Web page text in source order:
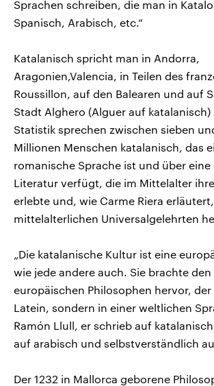
Sprachen schreiben, die man in
Spanisch, Arabisch, etc.“
Katalanisch spricht man in Andorra,
Aragonien,Valencia, in Teilen des
Roussillon, auf den Balearen und auf
Stadt Alghero (Alguer auf katalanisch)
Statistik sprechen zwischen sieben
Millionen Menschen katalanisch, das
romanische Sprache ist und über
Literatur verfügt, die im Mittelalter
erlebte und, wie Carme Riera
mittelalterlichen Universalgelehrten
„Die katalanische Kultur ist eine
wie jede andere auch. Sie brachte den
europäischen Philosophen hervor,
Latein, sondern in einer weltlichen
Ramón Llull, er schrieb auf
auf arabisch und selbstverständlich
Der 1232 in Mallorca geborene